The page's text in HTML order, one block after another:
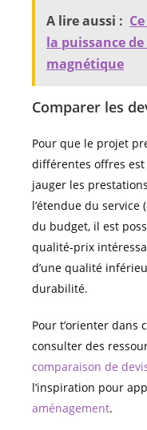
A lire aussi :
la puissance de
magnétique
Comparer les
Pour que le projet
différentes offres
jauger les
l’étendue du service
du budget, il est
qualité-prix
d’une qualité
durabilité.
Pour t’orienter dans
consulter des
comparaison de
l’inspiration pour
aménagement.